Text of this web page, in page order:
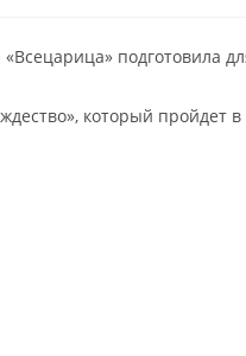
подготовила
который пройдет